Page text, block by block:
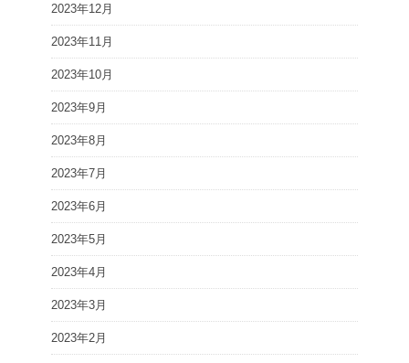
2023年12月
2023年11月
2023年10月
2023年9月
2023年8月
2023年7月
2023年6月
2023年5月
2023年4月
2023年3月
2023年2月